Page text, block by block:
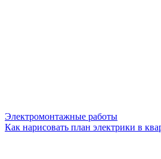
Электромонтажные работы
Как нарисовать план электрики в